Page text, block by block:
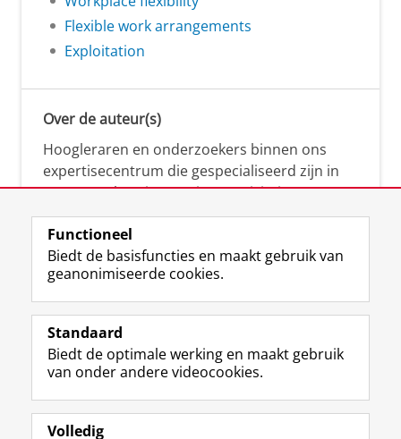
Flexible work arrangements
Exploitation
Over de auteur(s)
Hoogleraren en onderzoekers binnen ons
expertisecentrum die gespecialiseerd zijn in
samenwerken, innovatie, creativiteit,
diversiteit, leiderschap en ethisch gedrag.
Over deze blog
Via deze blog vertalen onze experts hun
(actuele) wetenschappelijke kennis naar
praktische, heldere en toegankelijke inzichten.
Functioneel
Biedt de basisfuncties en maakt gebruik van
geanonimiseerde cookies.
Standaard
Biedt de optimale werking en maakt gebruik
van onder andere videocookies.
Volledig